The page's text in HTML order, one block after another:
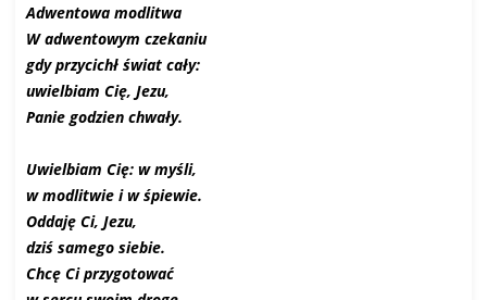
Adwentowa modlitwa
W adwentowym czekaniu
gdy przycichł świat cały:
uwielbiam Cię, Jezu,
Panie godzien chwały.
Uwielbiam Cię: w myśli,
w modlitwie i w śpiewie.
Oddaję Ci, Jezu,
dziś samego siebie.
Chcę Ci przygotować